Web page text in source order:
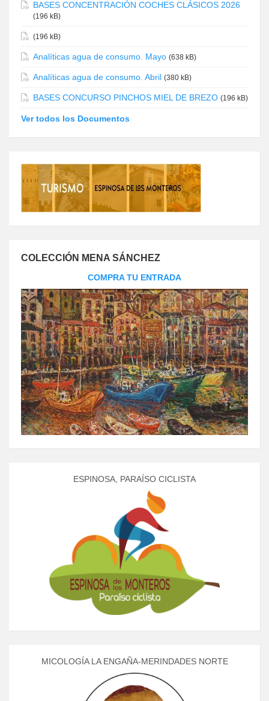
BASES CONCENTRACIÓN COCHES CLÁSICOS 2026
(196 kB)
(196 kB)
Analíticas agua de consumo. Mayo (638 kB)
Analíticas agua de consumo. Abril (380 kB)
BASES CONCURSO PINCHOS MIEL DE BREZO (196 kB)
Ver todos los Documentos
COLECCIÓN MENA SÁNCHEZ
COMPRA TU ENTRADA
ESPINOSA, PARAÍSO CICLISTA
MICOLOGÍA LA ENGAÑA-MERINDADES NORTE